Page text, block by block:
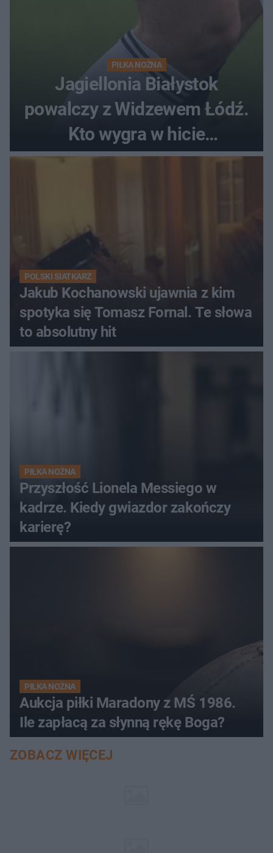
PIŁKA NOŻNA
Jagiellonia Białystok
powalczy z Widzewem Łódź.
Kto wygra w hicie
Ekstraklasy?
POLSKI SIATKARZ
Jakub Kochanowski ujawnia z kim
spotyka się Tomasz Fornal. Te słowa
to absolutny hit
PIŁKA NOŻNA
Przyszłość Lionela Messiego w
kadrze. Kiedy gwiazdor zakończy
karierę?
PIŁKA NOŻNA
Aukcja piłki Maradony z MŚ 1986.
Ile zapłacą za słynną rękę Boga?
ZOBACZ WIĘCEJ